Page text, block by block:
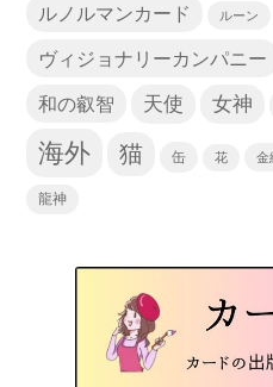
ルノルマンカード ルーン
ヴィジョナリーカンパニー
和の叡智 天使 女神
海外 猫 缶 花 金
龍神